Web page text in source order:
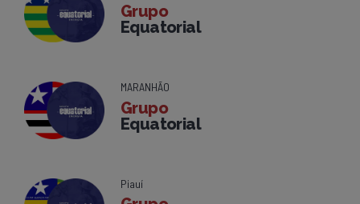
Grupo
Equatorial
MARANHÃO
Grupo
Equatorial
Piauí